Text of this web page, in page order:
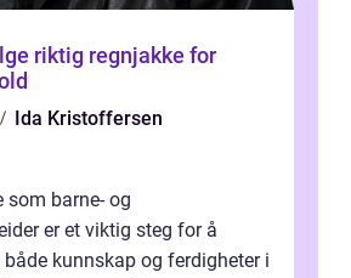
riktig regnjakke for
Ida Kristoffersen
som barne- og
er et viktig steg for å
kunnskap og ferdigheter i